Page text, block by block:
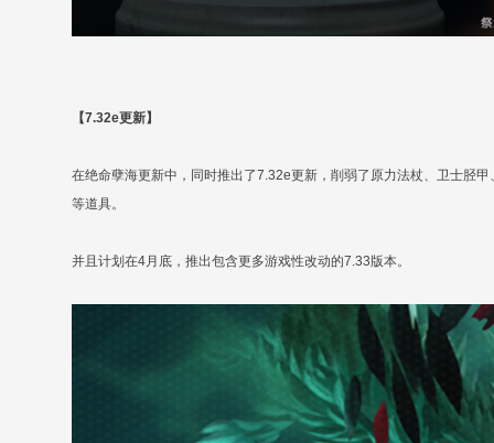
【7.32e更新】
在绝命孽海更新中，同时推出了7.32e更新，削弱了原力法杖、卫士胫
等道具。
并且计划在4月底，推出包含更多游戏性改动的7.33版本。